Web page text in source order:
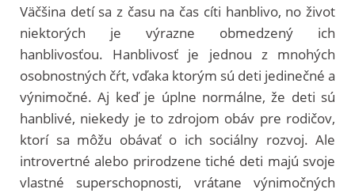
Väčšina detí sa z času na čas cíti hanblivo, no život
niektorých je výrazne obmedzený ich
hanblivosťou. Hanblivosť je jednou z mnohých
osobnostných čŕt, vďaka ktorým sú deti jedinečné a
výnimočné. Aj keď je úplne normálne, že deti sú
hanblivé, niekedy je to zdrojom obáv pre rodičov,
ktorí sa môžu obávať o ich sociálny rozvoj. Ale
introvertné alebo prirodzene tiché deti majú svoje
vlastné superschopnosti, vrátane výnimočných